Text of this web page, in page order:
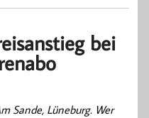
bei
Sande, Lüneburg. Wer